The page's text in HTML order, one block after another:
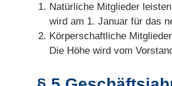
Natürliche Mitglieder
wird am 1. Januar für das
Körperschaftliche
Die Höhe wird vom